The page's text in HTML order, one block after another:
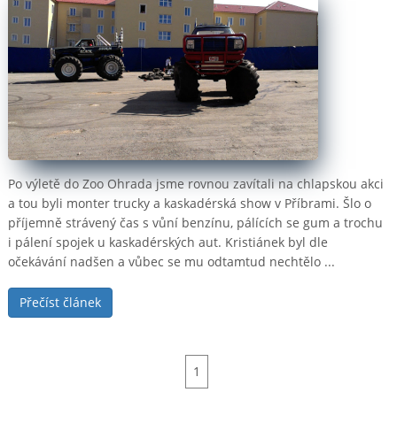
Kamerové systémy
Webhosting
Správa serverů
Po výletě do Zoo Ohrada jsme rovnou zavítali na chlapskou akci
a tou byli monter trucky a kaskadérská show v Příbrami. Šlo o
příjemně strávený čas s vůní benzínu, pálících se gum a trochu
i pálení spojek u kaskadérských aut. Kristiánek byl dle
očekávání nadšen a vůbec se mu odtamtud nechtělo ...
Přečíst článek
1